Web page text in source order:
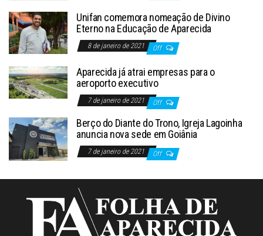
Unifan comemora nomeação de Divino
Eterno na Educação de Aparecida
8 de janeiro de 2021 Off
Aparecida já atrai empresas para o
aeroporto executivo
7 de janeiro de 2021 Off
Berço do Diante do Trono, Igreja Lagoinha
anuncia nova sede em Goiânia
7 de janeiro de 2021 Off